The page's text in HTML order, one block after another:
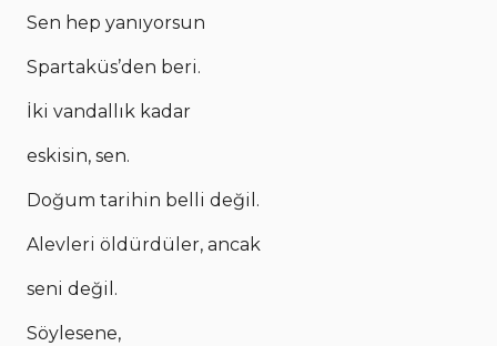
Sen hep yanıyorsun
Spartaküs’den beri.
İki vandallık kadar
eskisin, sen.
Doğum tarihin belli değil.
Alevleri öldürdüler, ancak
seni değil.
Söylesene,